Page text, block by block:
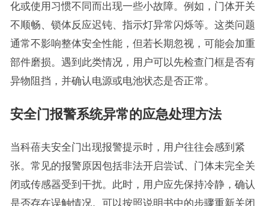
化或使用习惯不同而出现一些小故障。例如，门体开关
不顺畅、锁体反应迟钝、指示灯异常闪烁等。这类问题
通常不影响整体安全性能，但若长期忽视，可能会加重
部件磨损。遇到此类情况，用户可以先检查门框是否有
异物阻挡，并确认电源或电池状态是否正常。
安全门报警系统异常的应急处理方法
当科蓓夫安全门出现报警提示时，用户往往会感到紧
张。常见的报警原因包括非法开启尝试、门体未完全关
闭或传感器受到干扰。此时，用户应先保持冷静，确认
是否存在误触情况。可以按照说明书中的步骤重新关闭